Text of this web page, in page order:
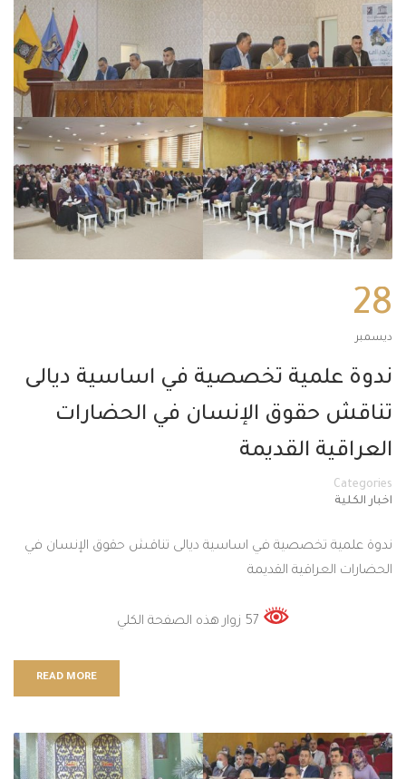
28
ديسمبر
ندوة علمية تخصصية في اساسية ديالى
تناقش حقوق الإنسان في الحضارات
العراقية القديمة
Categories
اخبار الكلية
ندوة علمية تخصصية في اساسية ديالى تناقش حقوق الإنسان في
الحضارات العراقية القديمة
READ MORE